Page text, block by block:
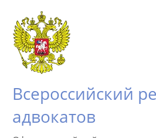
Всероссийский
адвокатов